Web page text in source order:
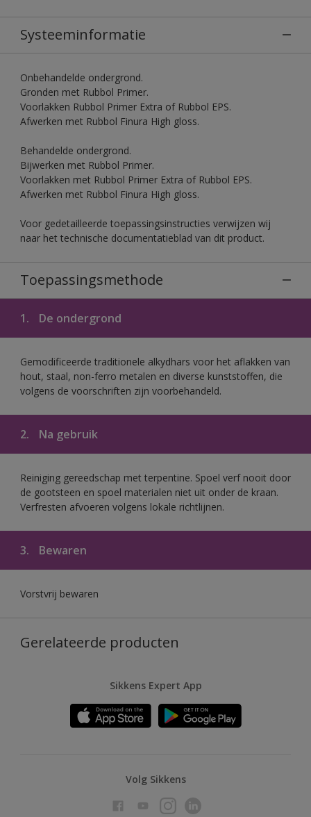
Systeeminformatie
Onbehandelde ondergrond.
Gronden met Rubbol Primer.
Voorlakken Rubbol Primer Extra of Rubbol EPS.
Afwerken met Rubbol Finura High gloss.
Behandelde ondergrond.
Bijwerken met Rubbol Primer.
Voorlakken met Rubbol Primer Extra of Rubbol EPS.
Afwerken met Rubbol Finura High gloss.
Voor gedetailleerde toepassingsinstructies verwijzen wij
naar het technische documentatieblad van dit product.
Toepassingsmethode
1. De ondergrond
Gemodificeerde traditionele alkydhars voor het aflakken van
hout, staal, non-ferro metalen en diverse kunststoffen, die
volgens de voorschriften zijn voorbehandeld.
2. Na gebruik
Reiniging gereedschap met terpentine. Spoel verf nooit door
de gootsteen en spoel materialen niet uit onder de kraan.
Verfresten afvoeren volgens lokale richtlijnen.
3. Bewaren
Vorstvrij bewaren
Gerelateerde producten
Sikkens Expert App
Volg Sikkens